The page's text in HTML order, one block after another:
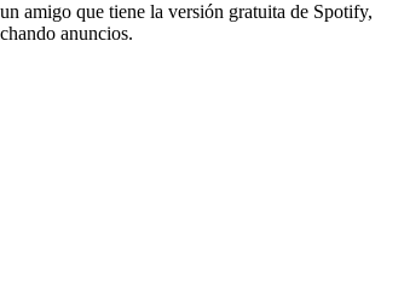
amigo que tiene la versión gratuita de Spotify,
anuncios.